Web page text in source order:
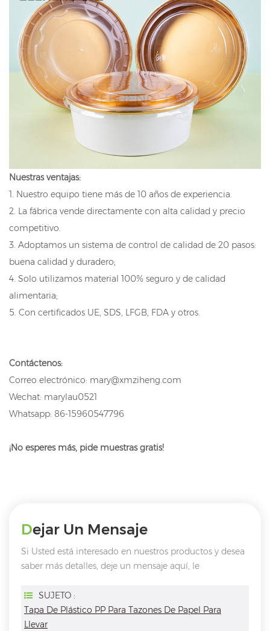
Nuestras ventajas:
1. Nuestro equipo tiene más de 10 años de experiencia.
2. La fábrica vende directamente con alta calidad y precio
competitivo.
3. Adoptamos un sistema de control de calidad de 20 pasos:
buena calidad y duradero;
4. Solo utilizamos material 100% seguro y de calidad
alimentaria;
5. Con certificados UE, SDS, LFGB, FDA y otros.
Contáctenos:
Correo electrónico: mary@xmziheng.com
Wechat: marylau0521
Whatsapp: 86-15960547796
¡No esperes más, pide muestras gratis!
Dejar Un Mensaje
Si Usted está interesado en nuestros productos y desea
saber más detalles, deje un mensaje aquí, le
puedamos.
SUJETO :
Tapa De Plástico PP Para Tazones De Papel Para
Llevar